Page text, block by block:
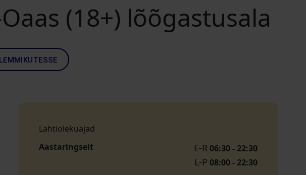
(18+) lõõgastusala
Lahtiolekuajad
Aastaringselt
E-R 06:30 - 22:30
L-P 08:00 - 22:30